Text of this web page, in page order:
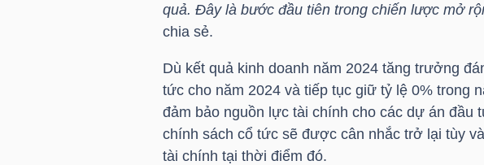
quả. Đây là bước đầu tiên trong chiến lược mở
chia sẻ.
Dù kết quả kinh doanh năm 2024 tăng trưởng
tức cho năm 2024 và tiếp tục giữ tỷ lệ 0% trong
đảm bảo nguồn lực tài chính cho các dự án đầu
chính sách cổ tức sẽ được cân nhắc trở lại tùy
tài chính tại thời điểm đó.